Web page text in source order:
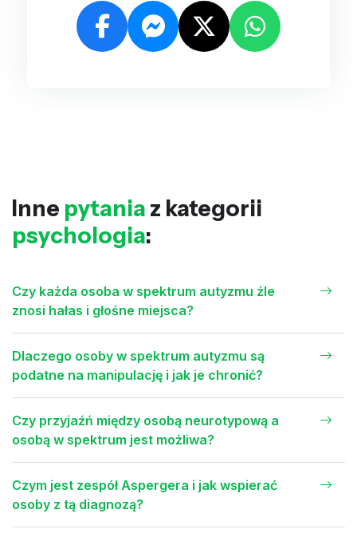
Inne pytania z kategorii
psychologia:
Czy każda osoba w spektrum autyzmu źle
znosi hałas i głośne miejsca?
Dlaczego osoby w spektrum autyzmu są
podatne na manipulację i jak je chronić?
Czy przyjaźń między osobą neurotypową a
osobą w spektrum jest możliwa?
Czym jest zespół Aspergera i jak wspierać
osoby z tą diagnozą?